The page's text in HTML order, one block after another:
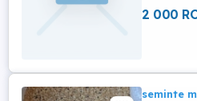
2 000
seminte